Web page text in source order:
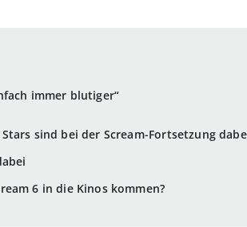
immer blutiger“
sind bei der Scream-Fortsetzung
6 in die Kinos kommen?